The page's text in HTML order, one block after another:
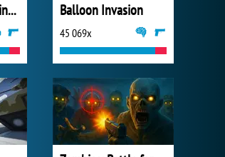
Warfare 1942 Online Shooter Balloon Invasion
45 069x